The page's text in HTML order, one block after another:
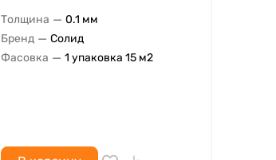
Толщина — 0.1 мм
Бренд — Солид
Фасовка — 1 упаковка 15 м2